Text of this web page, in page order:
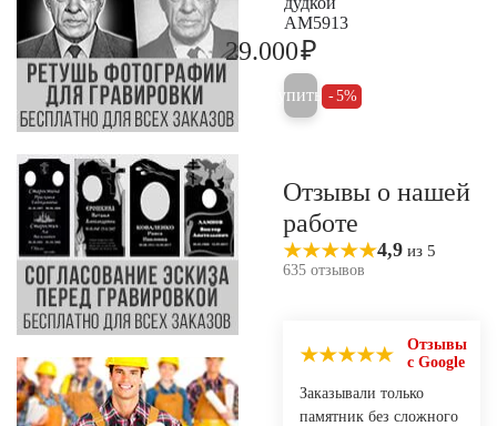
AM5913
29.000₽
Купить 5%
Отзывы о нашей
работе
4,9 из 5
635 отзывов
Отзывы
с Google
Заказывали только
памятник без сложного